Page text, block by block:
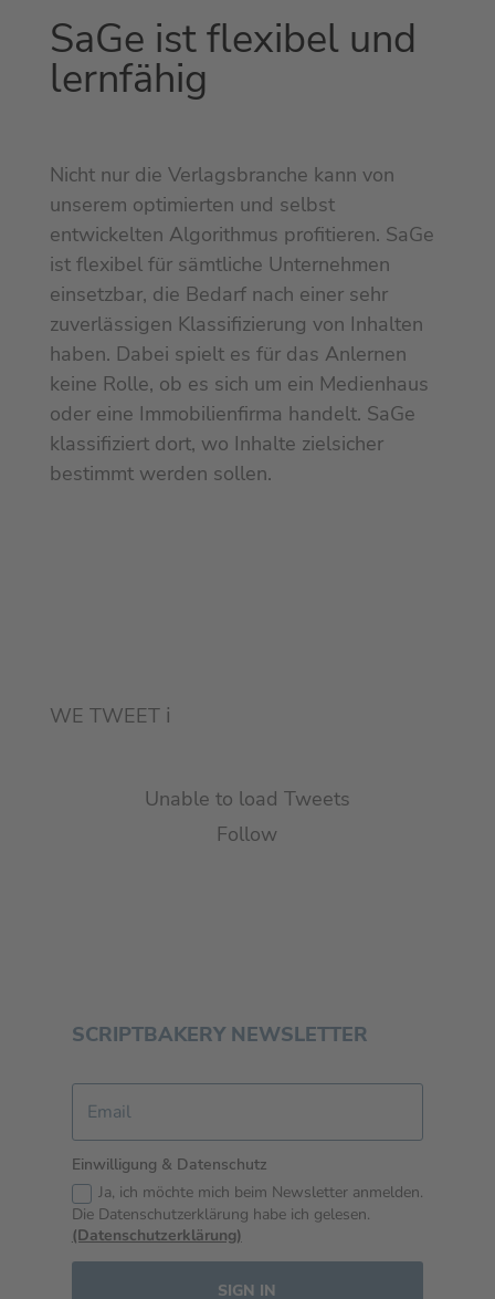
SaGe ist flexibel und
lernfähig
Nicht nur die Verlagsbranche kann von
unserem optimierten und selbst
entwickelten Algorithmus profitieren. SaGe
ist flexibel für sämtliche Unternehmen
einsetzbar, die Bedarf nach einer sehr
zuverlässigen Klassifizierung von Inhalten
haben. Dabei spielt es für das Anlernen
keine Rolle, ob es sich um ein Medienhaus
oder eine Immobilienfirma handelt. SaGe
klassifiziert dort, wo Inhalte zielsicher
bestimmt werden sollen.
WE TWEET ℹ︎
Unable to load Tweets
Follow
SCRIPTBAKERY NEWSLETTER
Einwilligung & Datenschutz
Ja, ich möchte mich beim Newsletter anmelden.
Die Datenschutzerklärung habe ich gelesen.
(Datenschutzerklärung)
SIGN IN